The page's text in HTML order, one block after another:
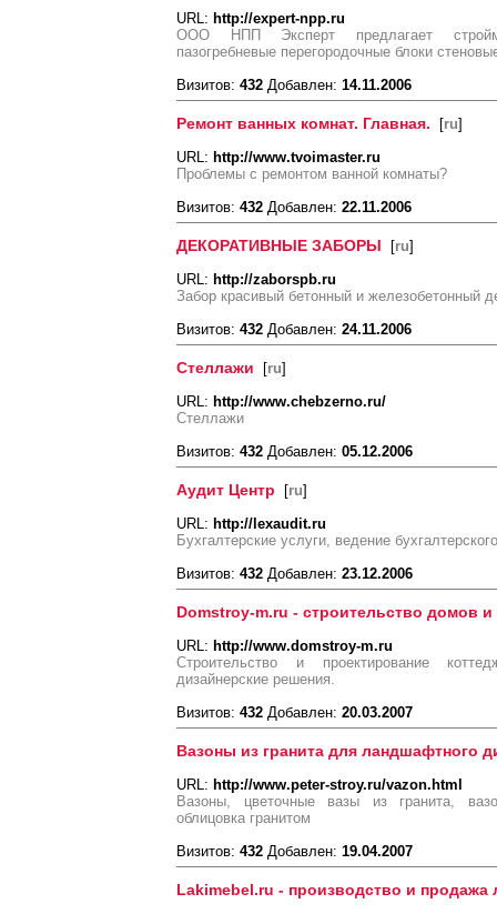
URL: http://expert-npp.ru
ООО НПП Эксперт предлагает
пазогребневые перегородочные блоки
Визитов: 432 Добавлен: 14.11.2006
Ремонт ванных комнат. Главная. [ru]
URL: http://www.tvoimaster.ru
Проблемы с ремонтом ванной комнаты?
Визитов: 432 Добавлен: 22.11.2006
ДЕКОРАТИВНЫЕ ЗАБОРЫ [ru]
URL: http://zaborspb.ru
Забор красивый бетонный и железобетонный
Визитов: 432 Добавлен: 24.11.2006
Стеллажи [ru]
URL: http://www.chebzerno.ru/
Стеллажи
Визитов: 432 Добавлен: 05.12.2006
Аудит Центр [ru]
URL: http://lexaudit.ru
Бухгалтерские услуги, ведение
Визитов: 432 Добавлен: 23.12.2006
Domstroy-m.ru - строительство домов и
URL: http://www.domstroy-m.ru
Строительство и проектирование
дизайнерские решения.
Визитов: 432 Добавлен: 20.03.2007
Вазоны из гранита для ландшафтного
URL: http://www.peter-stroy.ru/vazon.html
Вазоны, цветочные вазы из гранита,
облицовка гранитом
Визитов: 432 Добавлен: 19.04.2007
Lakimebel.ru - производство и продажа